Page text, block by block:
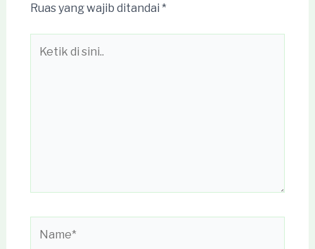
Ruas yang wajib ditandai *